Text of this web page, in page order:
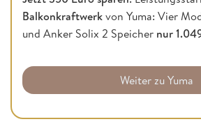
Balkonkraftwerkvon Yuma: Vier
und Anker Solix 2 Speicher nur
Weiter zu Yuma